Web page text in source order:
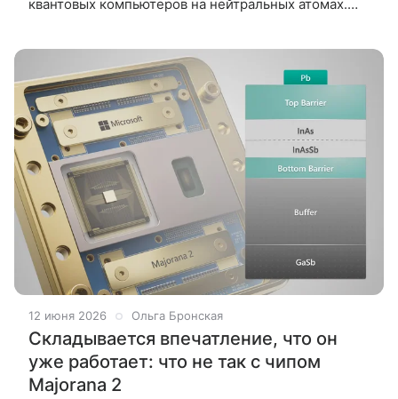
квантовых компьютеров на нейтральных атомах.
12 июня 2026 Ольга Бронская
Складывается впечатление, что он
уже работает: что не так с чипом
Majorana 2